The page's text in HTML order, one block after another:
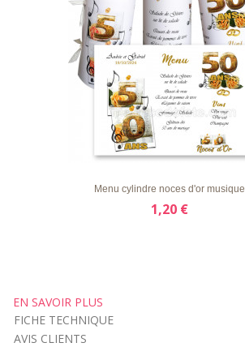
APERÇU RAPIDE
Menu cylindre noces d'or musique
1,20 €
EN SAVOIR PLUS
FICHE TECHNIQUE
AVIS CLIENTS